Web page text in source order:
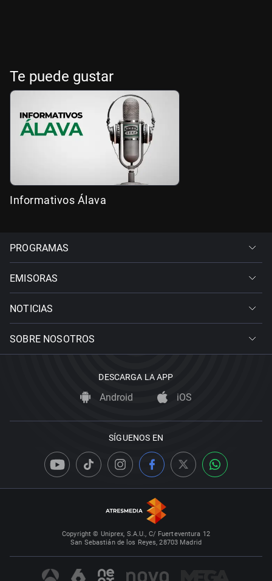
Te puede gustar
Informativos Álava
PROGRAMAS
EMISORAS
NOTICIAS
SOBRE NOSOTROS
DESCARGA LA APP
Android iOS
SÍGUENOS EN
Copyright © Uniprex, S.A.U., C/ Fuerteventura 12
San Sebastián de los Reyes, 28703 Madrid